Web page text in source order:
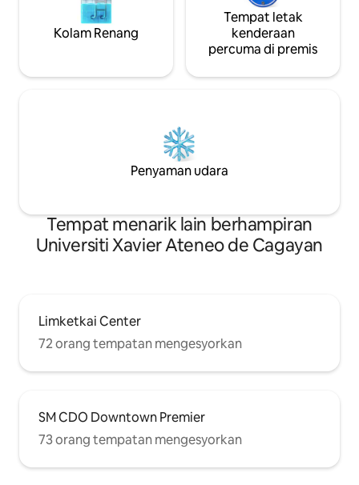
Kolam Renang
Tempat letak
kenderaan
percuma di premis
Penyaman udara
Tempat menarik lain berhampiran
Universiti Xavier Ateneo de Cagayan
Limketkai Center
72 orang tempatan mengesyorkan
SM CDO Downtown Premier
73 orang tempatan mengesyorkan